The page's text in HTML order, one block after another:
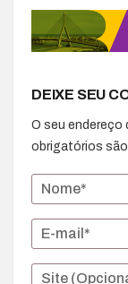
DEIXE SEU
O seu endereço
obrigatórios